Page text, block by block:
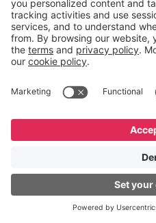
Memphis
Eduardo
CEO
uma solução
logística reversa.
verificar, analisar,
reintegrar